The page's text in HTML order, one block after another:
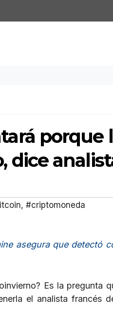
porque
dice
,#criptomoneda
asegura que detectó
Es la pregunta
el analista francés